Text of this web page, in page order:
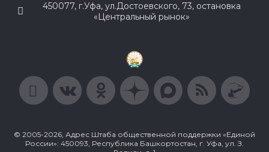
450077, г.Уфа, ул.Достоевского, 73, остановка
«Центральный рынок»
© 2005-2026, Адрес Штаба общественной поддержки «Единой
России»: 450093, Республика Башкортостан, г. Уфа, ул. З.